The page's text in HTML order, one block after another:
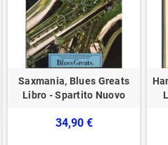
Saxmania, Blues Greats
Libro - Spartito Nuovo
34,90 €